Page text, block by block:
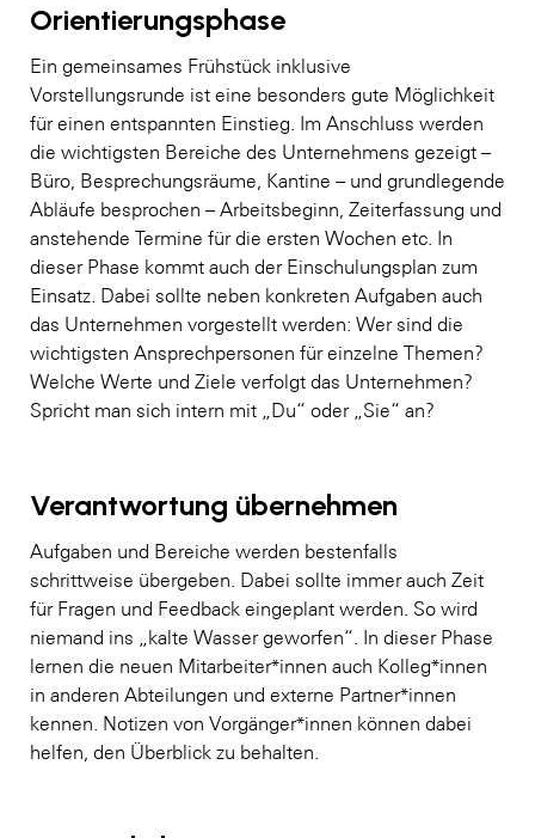
Orientierungsphase
Ein gemeinsames Frühstück inklusive
Vorstellungsrunde ist eine besonders gute Möglichkeit
für einen entspannten Einstieg. Im Anschluss werden
die wichtigsten Bereiche des Unternehmens gezeigt –
Büro, Besprechungsräume, Kantine – und grundlegende
Abläufe besprochen – Arbeitsbeginn, Zeiterfassung und
anstehende Termine für die ersten Wochen etc. In
dieser Phase kommt auch der Einschulungsplan zum
Einsatz. Dabei sollte neben konkreten Aufgaben auch
das Unternehmen vorgestellt werden: Wer sind die
wichtigsten Ansprechpersonen für einzelne Themen?
Welche Werte und Ziele verfolgt das Unternehmen?
Spricht man sich intern mit „Du“ oder „Sie“ an?
Verantwortung übernehmen
Aufgaben und Bereiche werden bestenfalls
schrittweise übergeben. Dabei sollte immer auch Zeit
für Fragen und Feedback eingeplant werden. So wird
niemand ins „kalte Wasser geworfen“. In dieser Phase
lernen die neuen Mitarbeiter*innen auch Kolleg*innen
in anderen Abteilungen und externe Partner*innen
kennen. Notizen von Vorgänger*innen können dabei
helfen, den Überblick zu behalten.